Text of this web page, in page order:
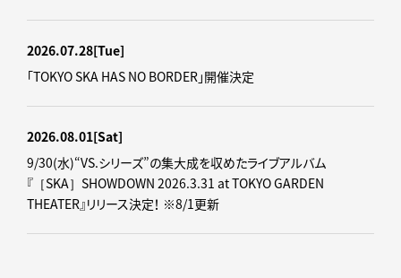
2026.07.28[Tue]
「TOKYO SKA HAS NO BORDER」開催決定
2026.08.01[Sat]
9/30(水)“VS.シリーズ”の集大成を収めたライブアルバム
『［SKA］SHOWDOWN 2026.3.31 at TOKYO GARDEN
THEATER』リリース決定！ ※8/1更新